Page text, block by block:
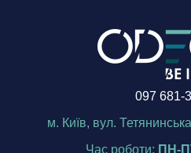
097 681-
м. Київ, вул.
Час роботи: ПН-